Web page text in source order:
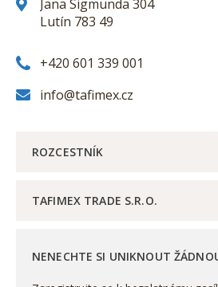
Jana Sigmunda 304
Lutín 783 49
+420 601 339 001
info@tafimex.cz
ROZCESTNÍK
TAFIMEX TRADE S.R.O.
NENECHTE SI UNIKNOUT